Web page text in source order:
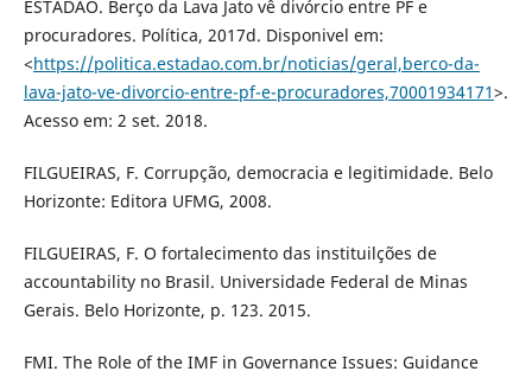
ESTADÃO. Berço da Lava Jato vê divórcio entre PF e
procuradores. Política, 2017d. Disponivel em:
<https://politica.estadao.com.br/noticias/geral,berco-da-
lava-jato-ve-divorcio-entre-pf-e-procuradores,70001934171>.
Acesso em: 2 set. 2018.
FILGUEIRAS, F. Corrupção, democracia e legitimidade. Belo
Horizonte: Editora UFMG, 2008.
FILGUEIRAS, F. O fortalecimento das instituilções de
accountability no Brasil. Universidade Federal de Minas
Gerais. Belo Horizonte, p. 123. 2015.
FMI. The Role of the IMF in Governance Issues: Guidance